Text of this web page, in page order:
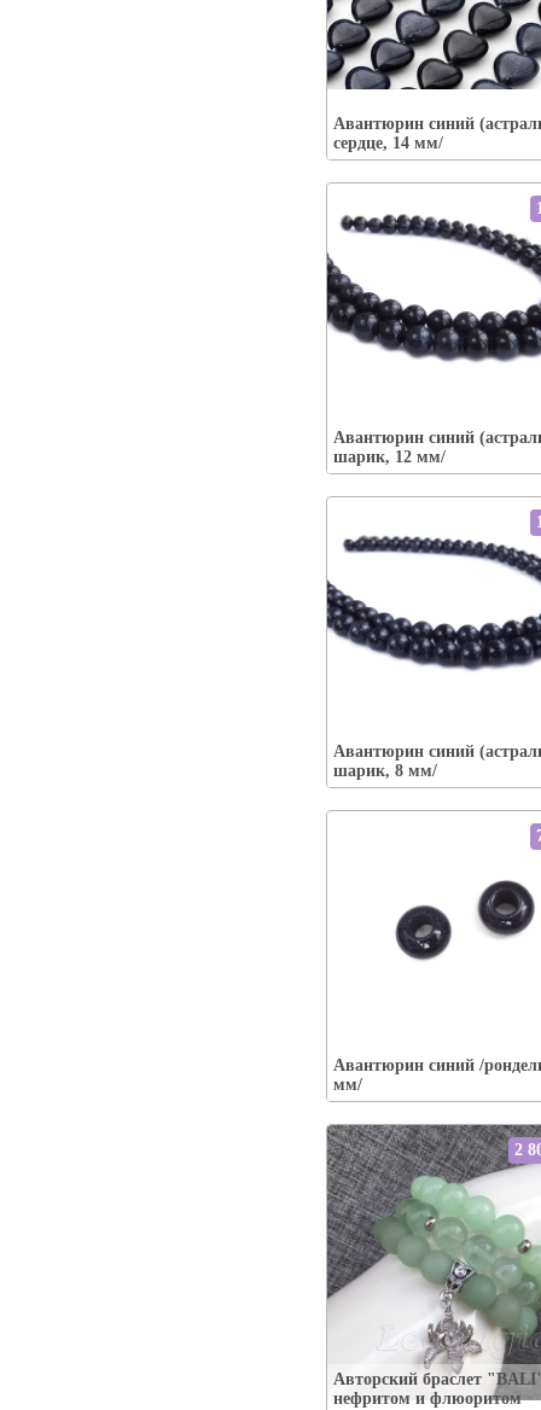
Авантюрин синий
сердце, 14 мм/
Упаковка:
В корзину
Авантюрин синий
шарик, 12 мм/
В корзину
Авантюрин синий
шарик, 8 мм/
В корзину
Авантюрин синий /
мм/
В корзину
Авторский браслет
нефритом и флюоритом
2
Упаковка:
есть / XS 16-17 см
В корзину